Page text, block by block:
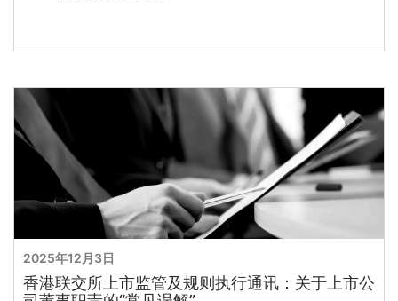
香港联交所上市监管及规则执行通讯：关于上市公
2025年12月3日